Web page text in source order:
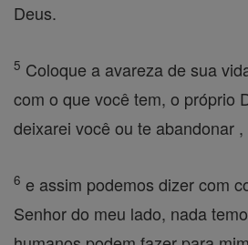
Deus.
5 Coloque a avareza de sua
com o que você tem, o próprio
deixarei você ou te abandonar ,
6 e assim podemos dizer com
Senhor do meu lado, nada